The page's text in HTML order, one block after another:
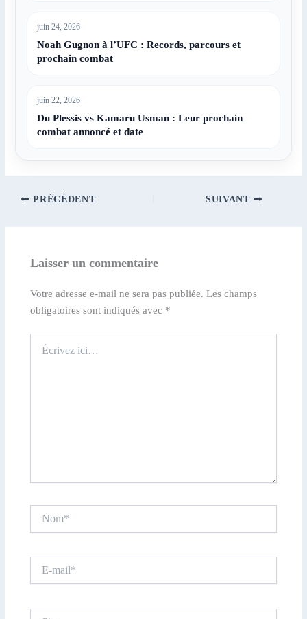
juin 24, 2026
Noah Gugnon à l’UFC : Records, parcours et
prochain combat
juin 22, 2026
Du Plessis vs Kamaru Usman : Leur prochain
combat annoncé et date
PRÉCÉDENT SUIVANT
Laisser un commentaire
Votre adresse e-mail ne sera pas publiée. Les champs
obligatoires sont indiqués avec *
ici…
mail*